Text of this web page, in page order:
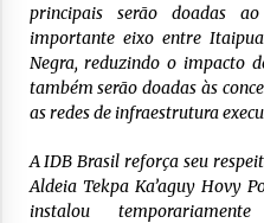
principais serão doadas
importante eixo entre
Negra, reduzindo o impacto
também serão doadas às
as redes de infraestrutura
A IDB Brasil reforça seu
Aldeia Tekpa Ka’aguy Hovy
instalou